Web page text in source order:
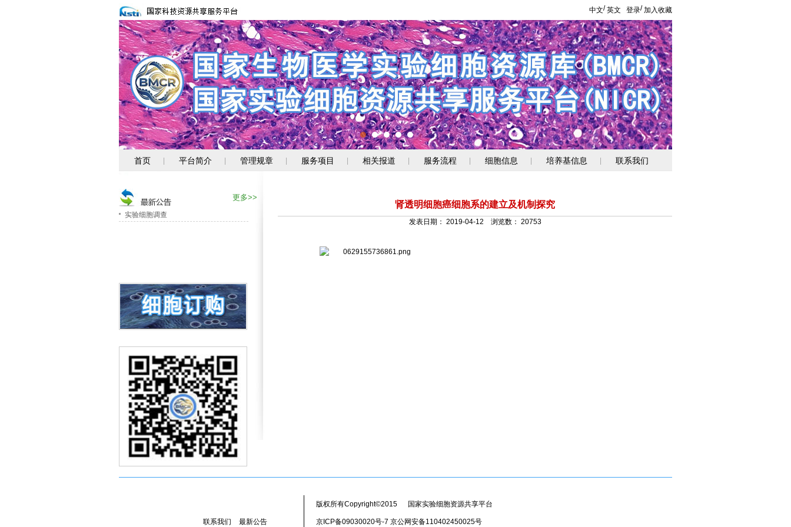
中文/英文 登录/加入收藏
首页 平台简介 管理规章 服务项目 相关报道 服务流程 细胞信息 培养基信息 联系我们
更多>>
消化道肿瘤细胞新资源上线
专题服务--转移性肿瘤类器官
实验细胞调查
肾透明细胞癌细胞系的建立及机制探究
发表日期： 2019-04-12 浏览数： 20753
联系我们 最新公告
版权所有Copyright©2015 国家实验细胞资源共享平台
京ICP备09030020号-7 京公网安备110402450025号